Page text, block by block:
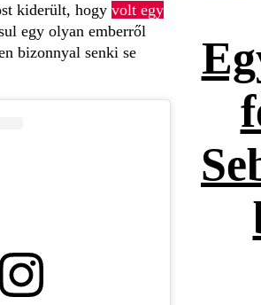
kiderült, hogy volt egy
egy olyan emberről
bizonnyal senki se